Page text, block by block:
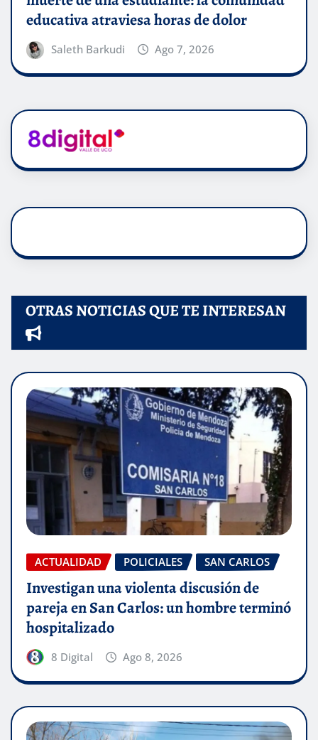
educativa atraviesa horas de dolor
Saleth Barkudi Ago 7, 2026
OTRAS NOTICIAS QUE TE INTERESAN
ACTUALIDAD POLICIALES SAN CARLOS
Investigan una violenta discusión de
pareja en San Carlos: un hombre terminó
hospitalizado
8 Digital Ago 8, 2026